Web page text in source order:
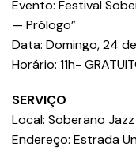
Evento: Festival
— Prólogo”
Data: Domingo, 24
Horário: 11h-
SERVIÇO
Local: Soberano
Endereço: Estrada